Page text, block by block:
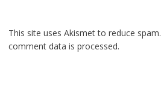
This site uses Akismet to reduce spam.
comment data is processed.